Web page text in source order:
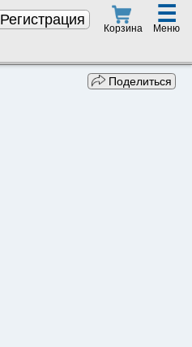
Регистрация
Корзина
☰
Меню
Поделиться